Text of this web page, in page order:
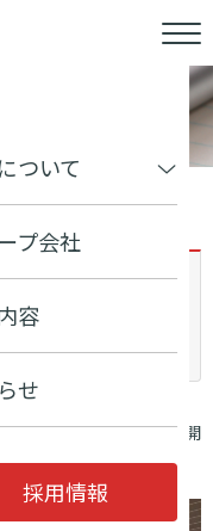
ついて
プ会社
容
せ
採用情報
に参加
報館 THE NIIGATAにて開
たしました。